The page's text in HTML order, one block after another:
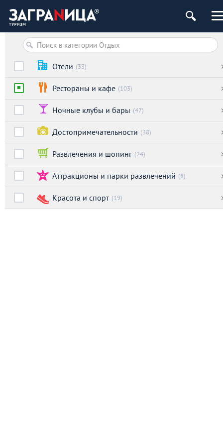
Отели (33)
Рестораны и кафе (103)
Ночные клубы и бары (47)
Достопримечательности (38)
Развлечения и шопинг (24)
Аттракционы и парки развлечений (8)
Красота и спорт (19)